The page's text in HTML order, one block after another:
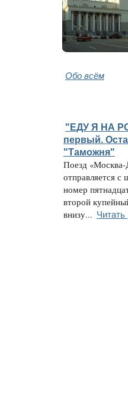
Обо всём
"ЕДУ Я НА
первый.
"Таможня"
Поезд «Москва-
отправляется с
номер
второй
внизу... Читать